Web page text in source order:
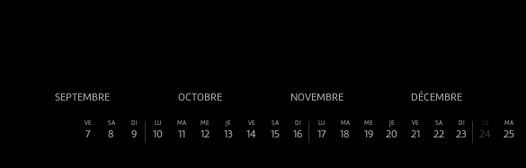
SEPTEMBRE OCTOBRE NOVEMBRE DÉCEMBRE
VE
7
SA
8
DI
9
LU
10
MA
11
ME
12
JE
13
VE
14
SA
15
DI
16
LU
17
MA
18
ME
19
JE
20
VE
21
SA
22
DI
23
LU
24
MA
25